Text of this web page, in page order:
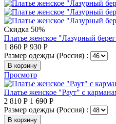
Скидка 50%
Платье женское "Лазурный
1 860 Р 930 Р
Размер одежды (Россия) :
В корзину
Просмотр
Платье женское "Раут" с
2 810 Р 1 690 Р
Размер одежды (Россия) :
В корзину